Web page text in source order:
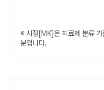
※ 시장[MK]은 치료제 분류 기
분입니다.